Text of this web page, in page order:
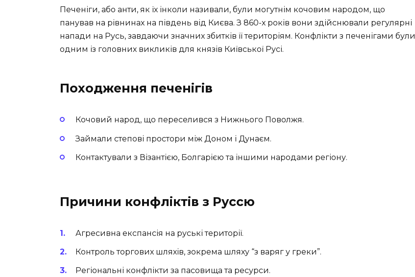
Печеніги, або анти, як їх інколи називали, були могутнім кочовим народом, що
панував на рівнинах на південь від Києва. З 860-х років вони здійснювали регулярні
напади на Русь, завдаючи значних збитків її територіям. Конфлікти з печенігами були
одним із головних викликів для князів Київської Русі.
Походження печенігів
Кочовий народ, що переселився з Нижнього Поволжя.
Займали степові простори між Доном і Дунаєм.
Контактували з Візантією, Болгарією та іншими народами регіону.
Причини конфліктів з Руссю
Агресивна експансія на руські території.
Контроль торгових шляхів, зокрема шляху “з варяг у греки”.
Регіональні конфлікти за пасовища та ресурси.